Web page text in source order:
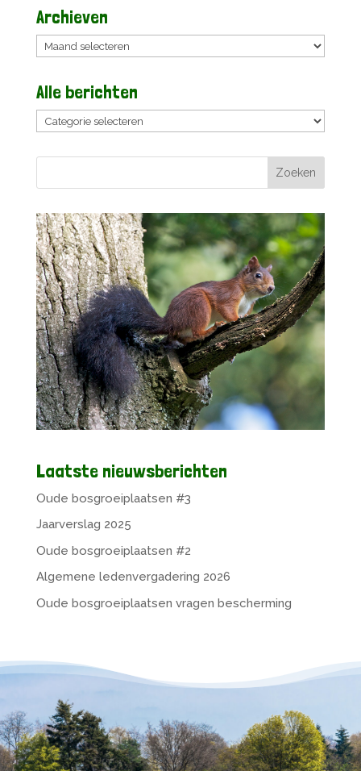
Archieven
Archieven
Alle berichten
Alle
Laatste nieuwsberichten
Oude bosgroeiplaatsen #3
Jaarverslag 2025
Oude bosgroeiplaatsen #2
Algemene ledenvergadering 2026
Oude bosgroeiplaatsen vragen bescherming